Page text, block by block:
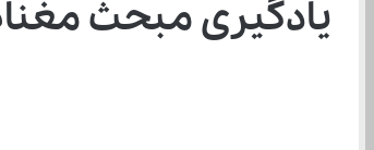
یادگیری مبحث